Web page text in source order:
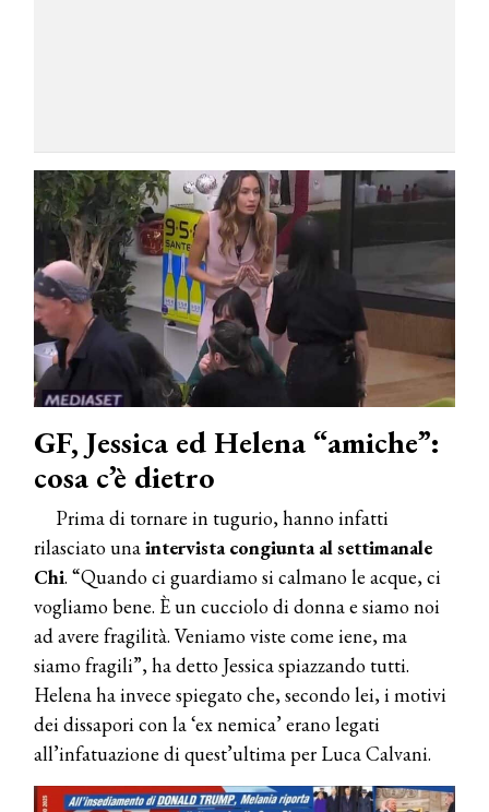
GF, Jessica ed Helena “amiche”:
cosa c’è dietro
Prima di tornare in tugurio, hanno infatti
rilasciato unaintervista congiunta al settimanale
Chi. “Quando ci guardiamo si calmano le acque, ci
vogliamo bene. È un cucciolo di donna e siamo noi
ad avere fragilità. Veniamo viste come iene, ma
siamo fragili”, ha detto Jessica spiazzando tutti.
Helena ha invece spiegato che, secondo lei, i motivi
dei dissapori con la ‘ex nemica’ erano legati
all’infatuazione di quest’ultima per Luca Calvani.